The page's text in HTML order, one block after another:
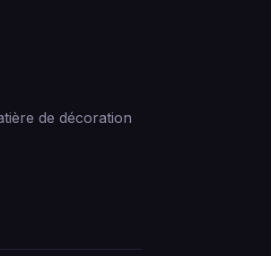
de décoration